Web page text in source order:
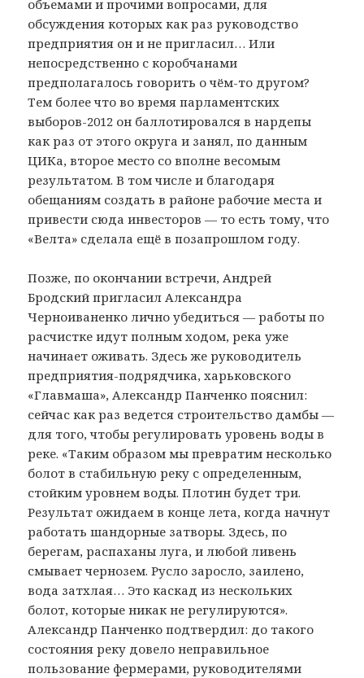
объемами и прочими вопросами, для
обсуждения которых как раз руководство
предприятия он и не пригласил… Или
непосредственно с коробчанами
предполагалось говорить о чём-то другом?
Тем более что во время парламентских
выборов-2012 он баллотировался в нардепы
как раз от этого округа и занял, по данным
ЦИКа, второе место со вполне весомым
результатом. В том числе и благодаря
обещаниям создать в районе рабочие места и
привести сюда инвесторов — то есть тому, что
«Велта» сделала ещё в позапрошлом году.
Позже, по окончании встречи, Андрей
Бродский пригласил Александра
Черноиваненко лично убедиться — работы по
расчистке идут полным ходом, река уже
начинает оживать. Здесь же руководитель
предприятия-подрядчика, харьковского
«Главмаша», Александр Панченко пояснил:
сейчас как раз ведется строительство дамбы —
для того, чтобы регулировать уровень воды в
реке. «Таким образом мы превратим несколько
болот в стабильную реку с определенным,
стойким уровнем воды. Плотин будет три.
Результат ожидаем в конце лета, когда начнут
работать шандорные затворы. Здесь, по
берегам, распаханы луга, и любой ливень
смывает чернозем. Русло заросло, заилено,
вода затхлая… Это каскад из нескольких
болот, которые никак не регулируются».
Александр Панченко подтвердил: до такого
состояния реку довело неправильное
пользование фермерами, руководителями